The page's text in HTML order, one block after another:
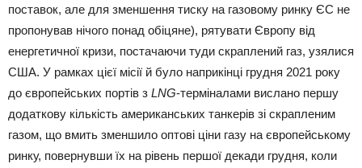
поставок, але для зменшення тиску на газовому ринку ЄС не
пропонував нічого понад обіцяне), рятувати Європу від
енергетичної кризи, постачаючи туди скраплений газ, узялися
США. У рамках цієї місії й було наприкінці грудня 2021 року
до європейських портів з LNG-терміналами вислано першу
додаткову кількість американських танкерів зі скрапленим
газом, що вмить зменшило оптові ціни газу на європейському
ринку, повернувши їх на рівень першої декади грудня, коли